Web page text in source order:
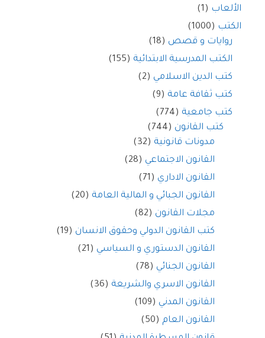
الألعاب (1)
الكتب (1000)
روايات و قصص (18)
الكتب المدرسية الابتدائية (155)
كتب الدين الاسلامي (2)
كتب ثقافة عامة (9)
كتب جامعية (774)
كتب القانون (744)
مدونات قانونية (32)
القانون الاجتماعي (28)
القانون الاداري (71)
القانون الجبائي و المالية العامة (20)
مجلات القانون (82)
كتب القانون الدولي وحقوق الانسان (19)
القانون الدستوري و السياسي (21)
القانون الجنائي (78)
القانون الاسري والشريعة (36)
القانون المدني (109)
القانون العام (50)